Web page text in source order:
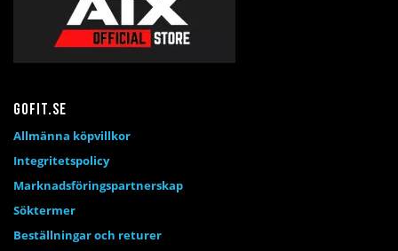
Gofit.se
Allmänna köpvillkor
Integritetspolicy
Marknadsföringspartnerskap
Söktermer
Beställningar och returer